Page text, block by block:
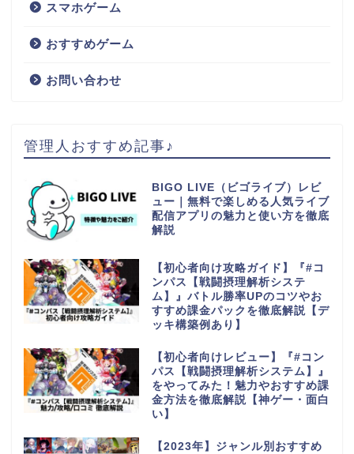
スマホゲーム
おすすめゲーム
お問い合わせ
管理人おすすめ記事♪
BIGO LIVE（ビゴライブ）レビ
ュー｜無料で楽しめる人気ライブ
配信アプリの魅力と使い方を徹底
解説
【初心者向け攻略ガイド】『#コ
ンパス【戦闘摂理解析システ
ム】』バトル勝率UPのコツやお
すすめ課金パックを徹底解説【デ
ッキ構築例あり】
【初心者向けレビュー】『#コン
パス【戦闘摂理解析システム】』
をやってみた！魅力やおすすめ課
金方法を徹底解説【神ゲー・面白
い】
【2023年】ジャンル別おすすめ